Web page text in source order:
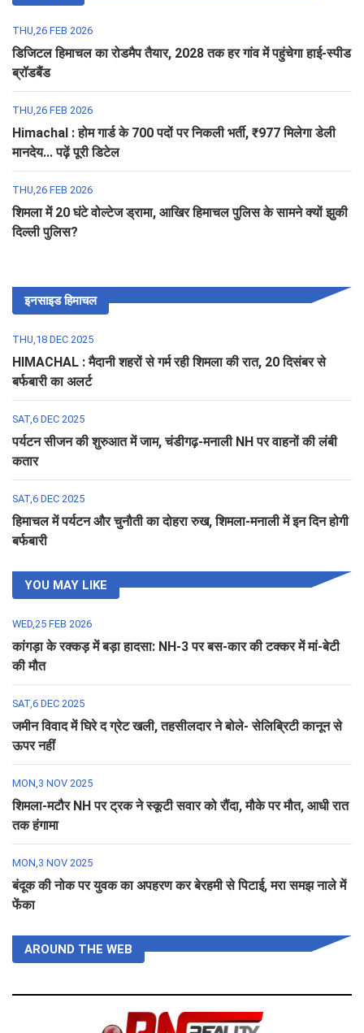
THU,26 FEB 2026
डिजिटल हिमाचल का रोडमैप तैयार, 2028 तक हर गांव में पहुंचेगा हाई-स्पीड
ब्रॉडबैंड
THU,26 FEB 2026
Himachal : होम गार्ड के 700 पदों पर निकली भर्ती, ₹977 मिलेगा डेली
मानदेय... पढ़ें पूरी डिटेल
THU,26 FEB 2026
शिमला में 20 घंटे वोल्टेज ड्रामा, आखिर हिमाचल पुलिस के सामने क्यों झुकी
दिल्ली पुलिस?
इनसाइड हिमाचल
THU,18 DEC 2025
HIMACHAL : मैदानी शहरों से गर्म रही शिमला की रात, 20 दिसंबर से
बर्फबारी का अलर्ट
SAT,6 DEC 2025
पर्यटन सीजन की शुरुआत में जाम, चंडीगढ़-मनाली NH पर वाहनों की लंबी
कतार
SAT,6 DEC 2025
हिमाचल में पर्यटन और चुनौती का दोहरा रुख, शिमला-मनाली में इन दिन होगी
बर्फबारी
YOU MAY LIKE
WED,25 FEB 2026
कांगड़ा के रक्कड़ में बड़ा हादसा: NH-3 पर बस-कार की टक्कर में मां-बेटी
की मौत
SAT,6 DEC 2025
जमीन विवाद में घिरे द ग्रेट खली, तहसीलदार ने बोले- सेलिब्रिटी कानून से
ऊपर नहीं
MON,3 NOV 2025
शिमला-मटौर NH पर ट्रक ने स्कूटी सवार को रौंदा, मौके पर मौत, आधी रात
तक हंगामा
MON,3 NOV 2025
बंदूक की नोक पर युवक का अपहरण कर बेरहमी से पिटाई, मरा समझ नाले में
फेंका
AROUND THE WEB